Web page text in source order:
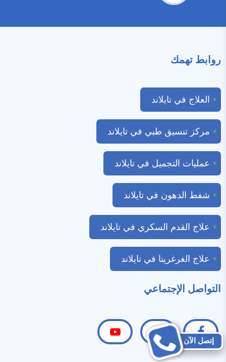
روابط تهمك
العلاج في تايلاند
مركز تنسيق طبي في تايلاند
عمليات التجميل في تايلاند
شفط الدهون في تايلاند
علاج القدم السكري في تايلاند
علاج الغرغرينا في تايلاند
التواصل الإجتماعي
تابعنا تابعنا تابعنا
إتصل الآن